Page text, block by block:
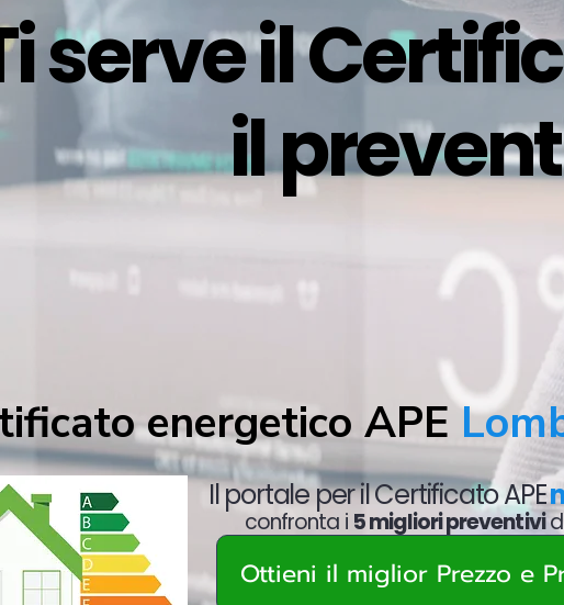
serve il
il
energetico APE
Il portale per il Certificato APE
confronta i 5 migliori preventivi
Ottieni il miglior Prezzo e